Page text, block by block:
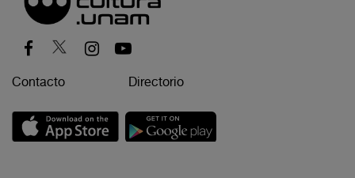
Contacto Directorio